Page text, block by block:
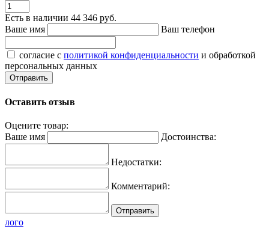
Есть в наличии 44 346 руб.
Ваше имя
Ваш телефон
согласие с политикой конфиденциальности и обработкой
персональных данных
Оставить отзыв
Оцените товар:
Ваше имя
Достоинства:
Недостатки:
Комментарий:
лого